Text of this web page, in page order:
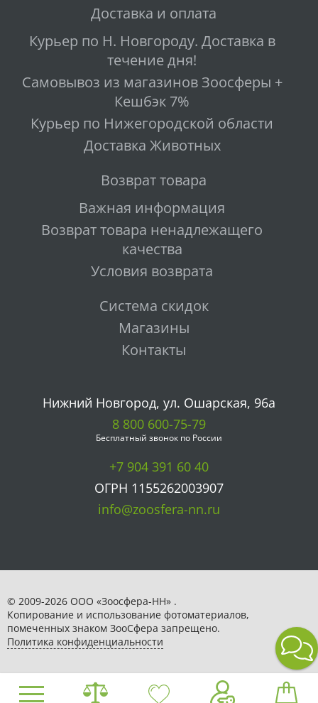
Доставка и оплата
Курьер по Н. Новгороду. Доставка в
течение дня!
Самовывоз из магазинов Зоосферы +
Кешбэк 7%
Курьер по Нижегородской области
Доставка Животных
Возврат товара
Важная информация
Возврат товара ненадлежащего
качества
Условия возврата
Система скидок
Магазины
Контакты
Нижний Новгород, ул. Ошарская, 96а
8 800 600-75-79
Бесплатный звонок по России
+7 904 391 60 40
ОГРН 1155262003907
info@zoosfera-nn.ru
© 2009-2026 ООО «Зоосфера-НН» .
Копирование и использование фотоматериалов,
помеченных знаком ЗooСфера запрещено.
Политика конфиденциальности